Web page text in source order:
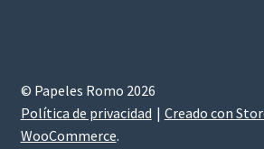
© Papeles Romo 2026
Política de privacidad
Creado con
WooCommerce.